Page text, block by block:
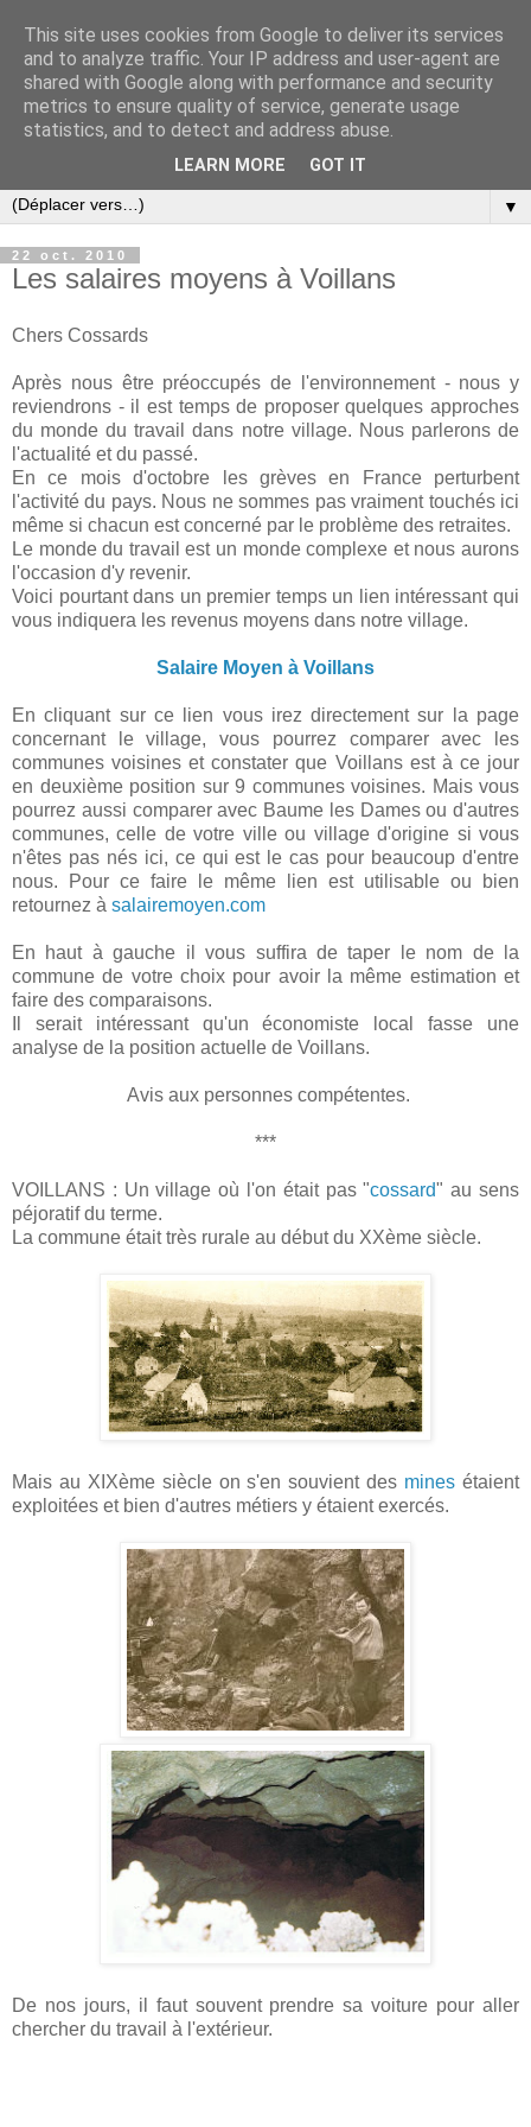
▼
22 oct. 2010
Les salaires moyens à Voillans
Chers Cossards
Après nous être préoccupés de l'environnement - nous y
reviendrons - il est temps de proposer quelques approches
du monde du travail dans notre village. Nous parlerons de
l'actualité et du passé.
En ce mois d'octobre les grèves en France perturbent
l'activité du pays. Nous ne sommes pas vraiment touchés ici
même si chacun est concerné par le problème des retraites.
Le monde du travail est un monde complexe et nous aurons
l'occasion d'y revenir.
Voici pourtant dans un premier temps un lien intéressant qui
vous indiquera les revenus moyens dans notre village.
Salaire Moyen à Voillans
En cliquant sur ce lien vous irez directement sur la page
concernant le village, vous pourrez comparer avec les
communes voisines et constater que Voillans est à ce jour
en deuxième position sur 9 communes voisines. Mais vous
pourrez aussi comparer avec Baume les Dames ou d'autres
communes, celle de votre ville ou village d'origine si vous
n'êtes pas nés ici, ce qui est le cas pour beaucoup d'entre
nous. Pour ce faire le même lien est utilisable ou bien
retournez à salairemoyen.com
En haut à gauche il vous suffira de taper le nom de la
commune de votre choix pour avoir la même estimation et
faire des comparaisons.
Il serait intéressant qu'un économiste local fasse une
analyse de la position actuelle de Voillans.
Avis aux personnes compétentes.
***
VOILLANS : Un village où l'on était pas "cossard" au sens
péjoratif du terme.
La commune était très rurale au début du XXème siècle.
Mais au XIXème siècle on s'en souvient des mines étaient
exploitées et bien d'autres métiers y étaient exercés.
De nos jours, il faut souvent prendre sa voiture pour aller
chercher du travail à l'extérieur.
This site uses cookies from Google to deliver its services
and to analyze traffic. Your IP address and user-agent are
shared with Google along with performance and security
metrics to ensure quality of service, generate usage
statistics, and to detect and address abuse.
LEARN MORE GOT IT